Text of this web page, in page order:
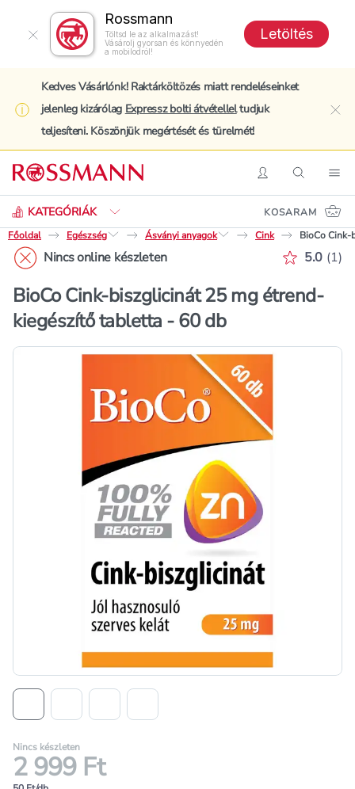
Rossmann
Töltsd le az alkalmazást!
Vásárolj gyorsan és könnyedén
a mobilodról!
Letöltés
Kedves Vásárlónk! Raktárköltözés miatt rendeléseinket
jelenleg kizárólag Expressz bolti átvételleltudjuk
teljesíteni. Köszönjük megértését és türelmét!
BelépésKeresés
KATEGÓRIÁK
Keresés
KOSARAM
Főoldal
Egészség Ásványi anyagok Cink BioCo
Nincs online készleten 5.0 (1)
BioCo Cink-biszglicinát 25 mg étrend-
kiegészítő tabletta - 60 db
Nincs készleten
2 999 Ft